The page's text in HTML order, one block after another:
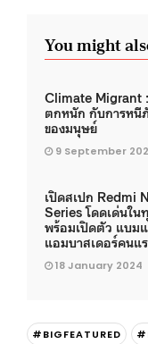
You might
Climate Migrant
ตกหนัก กับการหนี
ของมนุษย์
9 September
เปิดสเปก Redmi
Series โดดเด่นใน
พร้อมเปิดตัว แบม
แอมบาสเดอร์คนแ
18 January 2024
#BIGFEATURED